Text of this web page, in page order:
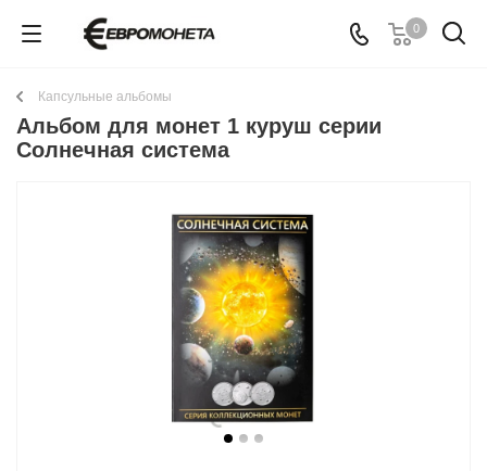
0
Капсульные альбомы
Альбом для монет 1 куруш серии
Солнечная система